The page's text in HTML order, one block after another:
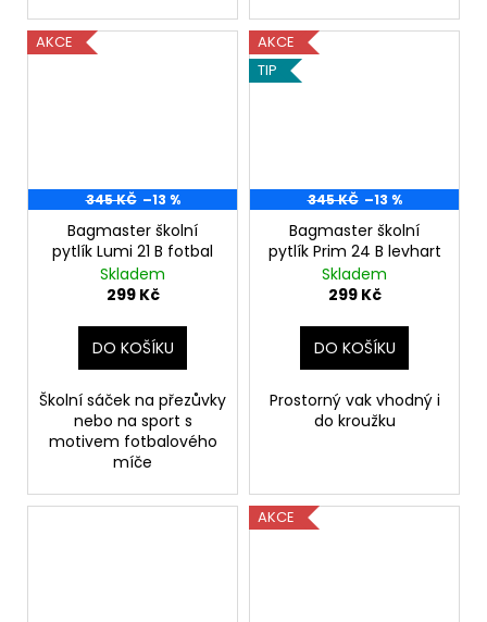
AKCE
345 KČ –13 %
Bagmaster školní
pytlík Lumi 21 B fotbal
Skladem
299 Kč
DO KOŠÍKU
Školní sáček na přezůvky
nebo na sport s
motivem fotbalového
míče
AKCE
TIP
345 KČ –13 %
Bagmaster školní
pytlík Prim 24 B levhart
Skladem
299 Kč
DO KOŠÍKU
Prostorný vak vhodný i
do kroužku
AKCE